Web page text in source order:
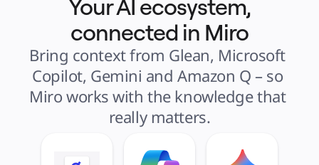
Your AI ecosystem,
connected in Miro
Bring context from Glean, Microsoft
Copilot, Gemini and Amazon Q – so
Miro works with the knowledge that
really matters.